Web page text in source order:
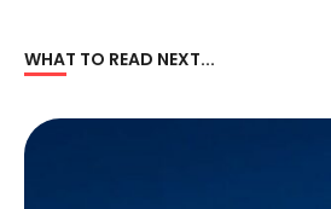
WHAT TO READ NEXT...